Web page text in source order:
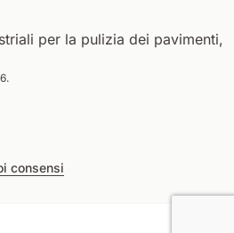
per la pulizia dei pavimenti,
consensi